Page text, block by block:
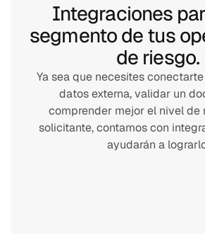
Integraciones
segmento de tus
de riesgo.
Ya sea que necesites
datos externa, validar un
comprender mejor el nivel de
solicitante, contamos con
ayudarán a